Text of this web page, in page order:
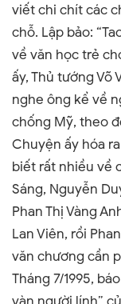
viết chi chít các
chỗ. Lập bảo:
về văn học trẻ
ấy, Thủ tướng Võ
nghe ông kể về
chống Mỹ, theo
Chuyện ấy hóa
biết rất nhiều về
Sáng, Nguyễn
Phan Thị Vàng
Lan Viên, rồi
văn chương cần
Tháng 7/1995,